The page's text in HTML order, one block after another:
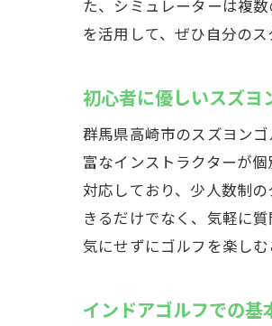
た、シミュレーターは複
を活用して、ぜひ自分の
初心者に優しいスズヨ
群馬県高崎市のスズヨン
富なインストラクターが
対応しており、少人数制
きるだけでなく、気軽に
気にせずにゴルフを楽し
インドアゴルフでの基